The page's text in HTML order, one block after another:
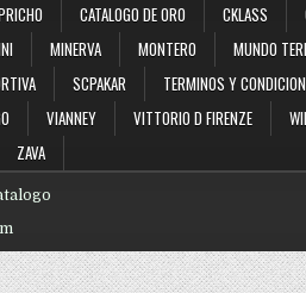
CATALOGO DE ORO CKLASS
MINERVA MONTERO MUNDO
SCPAKAR TERMINOS Y
VIANNEY VITTORIO D FIRENZE
ZAVA